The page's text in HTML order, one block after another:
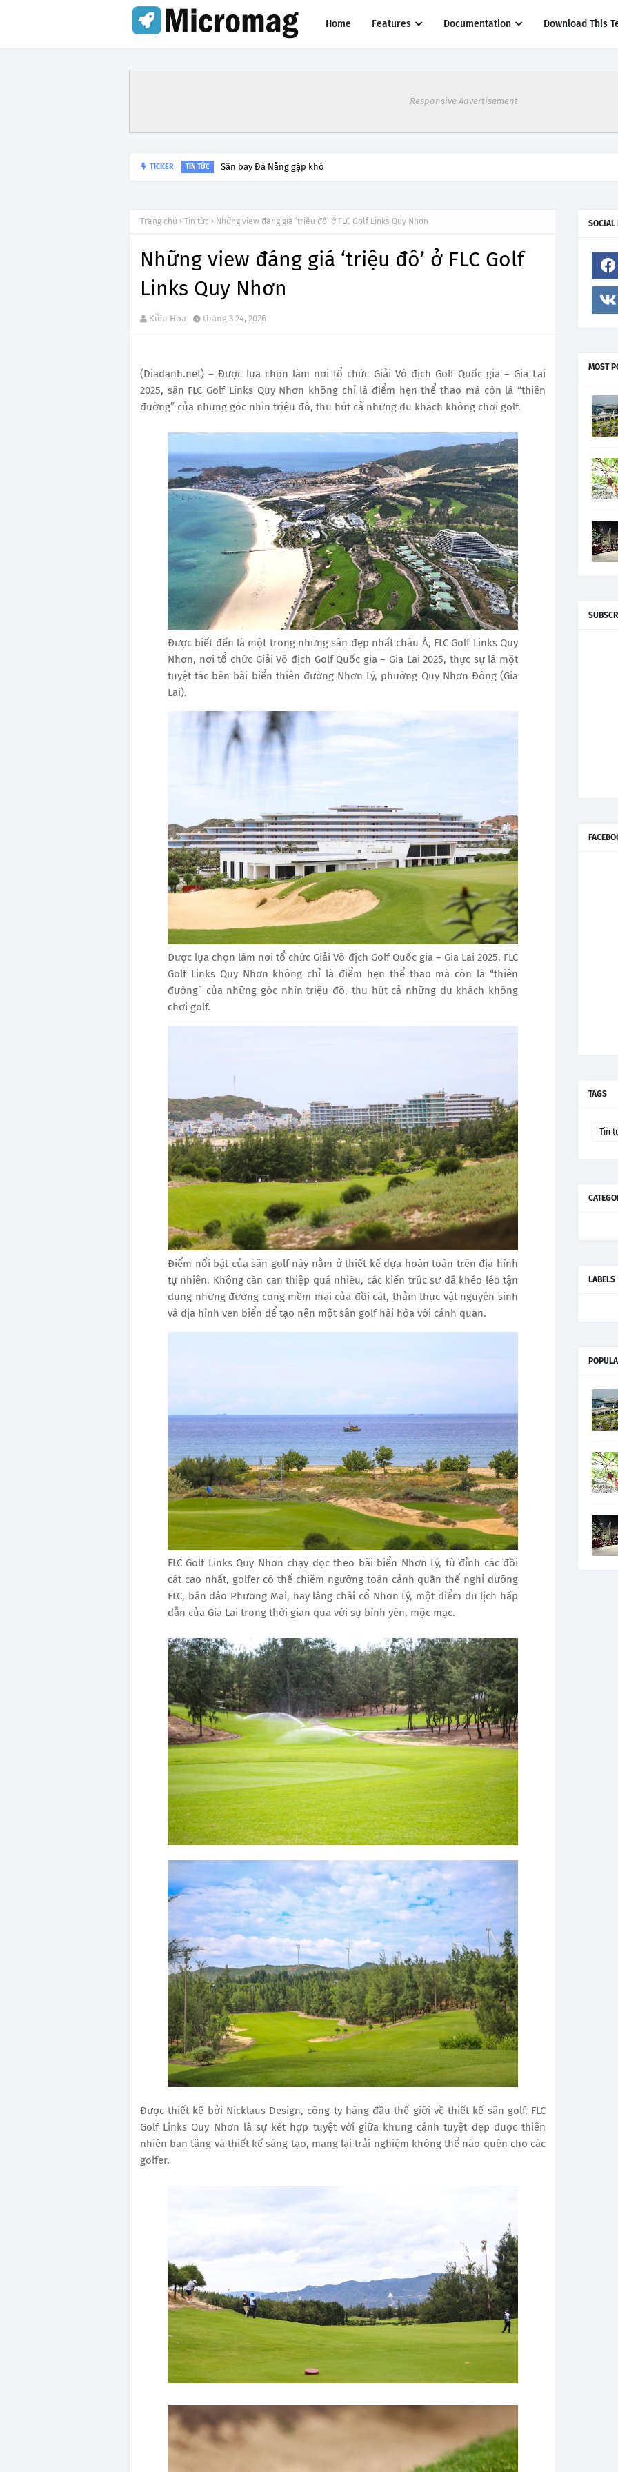
Home Features Documentation Download This
Responsive Advertisement
TICKER TIN TỨC Sân bay Đà Nẵng gặp khó
Trang chủ Tin tức Những view đáng giá ‘triệu đô’ ở FLC Golf Links Quy Nhơn
Những view đáng giá ‘triệu đô’ ở FLC Golf
Links Quy Nhơn
Kiều Hoa tháng 3 24, 2026
(Diadanh.net) – Được lựa chọn làm nơi tổ chức Giải Vô địch Golf Quốc gia – Gia Lai
2025, sân FLC Golf Links Quy Nhơn không chỉ là điểm hẹn thể thao mà còn là “thiên
đường” của những góc nhìn triệu đô, thu hút cả những du khách không chơi golf.
Được biết đến là một trong những sân đẹp nhất châu Á, FLC Golf Links Quy
Nhơn, nơi tổ chức Giải Vô địch Golf Quốc gia – Gia Lai 2025, thực sự là một
tuyệt tác bên bãi biển thiên đường Nhơn Lý, phường Quy Nhơn Đông (Gia
Lai).
Được lựa chọn làm nơi tổ chức Giải Vô địch Golf Quốc gia – Gia Lai 2025, FLC
Golf Links Quy Nhơn không chỉ là điểm hẹn thể thao mà còn là “thiên
đường” của những góc nhìn triệu đô, thu hút cả những du khách không
chơi golf.
Điểm nổi bật của sân golf này nằm ở thiết kế dựa hoàn toàn trên địa hình
tự nhiên. Không cần can thiệp quá nhiều, các kiến trúc sư đã khéo léo tận
dụng những đường cong mềm mại của đồi cát, thảm thực vật nguyên sinh
và địa hình ven biển để tạo nên một sân golf hài hòa với cảnh quan.
FLC Golf Links Quy Nhơn chạy dọc theo bãi biển Nhơn Lý, từ đỉnh các đồi
cát cao nhất, golfer có thể chiêm ngưỡng toàn cảnh quần thể nghỉ dưỡng
FLC, bán đảo Phương Mai, hay làng chài cổ Nhơn Lý, một điểm du lịch hấp
dẫn của Gia Lai trong thời gian qua với sự bình yên, mộc mạc.
Được thiết kế bởi Nicklaus Design, công ty hàng đầu thế giới về thiết kế sân golf, FLC
Golf Links Quy Nhơn là sự kết hợp tuyệt vời giữa khung cảnh tuyệt đẹp được thiên
nhiên ban tặng và thiết kế sáng tạo, mang lại trải nghiệm không thể nào quên cho các
golfer.
SOCIAL
MOST
TAGS
Tin
LABELS